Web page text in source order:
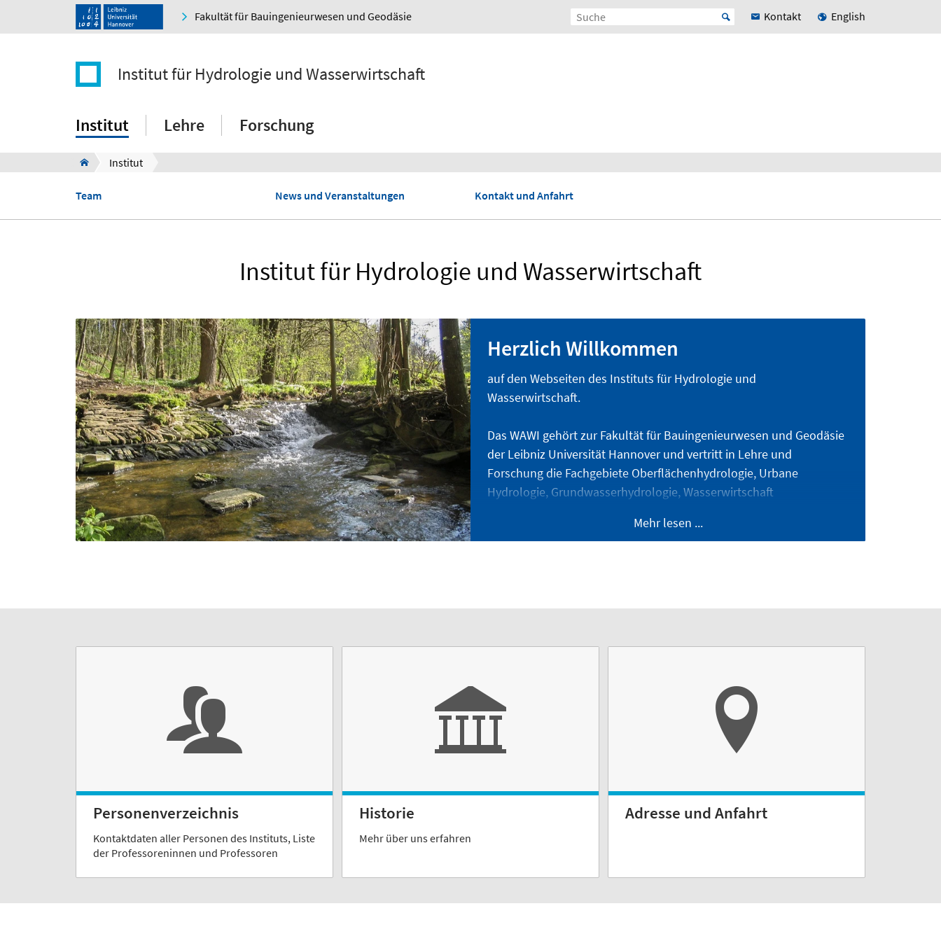
Fakultät für Bauingenieurwesen und Geodäsie Kontakt English
Institut für Hydrologie und Wasserwirtschaft
Institut Lehre Forschung
Institut
Team News und Veranstaltungen Kontakt und Anfahrt
Institut für Hydrologie und Wasserwirtschaft
Herzlich Willkommen
auf den Webseiten des Instituts für Hydrologie und
Wasserwirtschaft.
Das WAWI gehört zur Fakultät für Bauingenieurwesen und Geodäsie
der Leibniz Universität Hannover und vertritt in Lehre und
Forschung die Fachgebiete Oberflächenhydrologie, Urbane
Hydrologie, Grundwasserhydrologie, Wasserwirtschaft
Internationale Wasserwirtschaft.Mehr lesen ...
Personenverzeichnis
Kontaktdaten aller Personen des Instituts, Liste
der Professoreninnen und Professoren
Historie
Mehr über uns erfahren
Adresse und Anfahrt